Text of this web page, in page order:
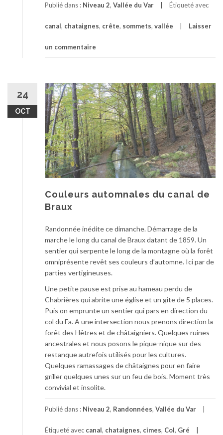
Publié dans : Niveau 2, Vallée du Var Étiqueté avec
canal, chataignes, crête, sommets, vallée Laisser
un commentaire
24
OCT
Couleurs automnales du canal de
Braux
Randonnée inédite ce dimanche. Démarrage de la
marche le long du canal de Braux datant de 1859. Un
sentier qui serpente le long de la montagne où la forêt
omniprésente revêt ses couleurs d’automne. Ici par de
parties vertigineuses.
Une petite pause est prise au hameau perdu de
Chabrières qui abrite une église et un gite de 5 places.
Puis on emprunte un sentier qui pars en direction du
col du Fa. A une intersection nous prenons direction la
forêt des Hêtres et de châtaigniers. Quelques ruines
ancestrales et nous posons le pique-nique sur des
restanque autrefois utilisés pour les cultures.
Quelques ramassages de châtaignes pour en faire
griller quelques unes sur un feu de bois. Moment très
convivial et insolite.
Publié dans : Niveau 2, Randonnées, Vallée du Var
Étiqueté avec canal, chataignes, cimes, Col, Gré